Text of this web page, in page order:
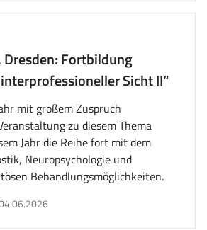
Dresden: Fortbildung
Sicht II“
mit großem Zuspruch
zu diesem Thema
Jahr die Reihe fort mit dem
Neuropsychologie und
Behandlungsmöglichkeiten.